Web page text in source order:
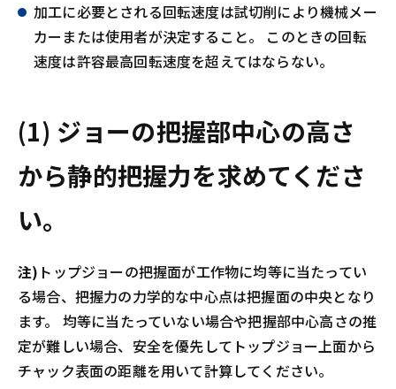
加工に必要とされる回転速度は試切削により機械メー
カーまたは使用者が決定すること。 このときの回転
速度は許容最高回転速度を超えてはならない。
(1) ジョーの把握部中心の高さ
から静的把握力を求めてくださ
い。
注) トップジョーの把握面が工作物に均等に当たってい
る場合、把握力の力学的な中心点は把握面の中央となり
ます。 均等に当たっていない場合や把握部中心高さの推
定が難しい場合、安全を優先してトップジョー上面から
チャック表面の距離を用いて計算してください。